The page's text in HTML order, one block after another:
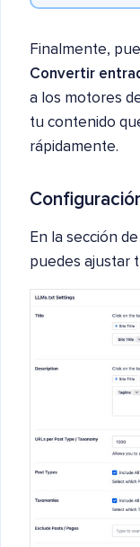
Finalmente,
Convertir
a los motores
tu contenido
rápidamente.
En la sección
puedes ajustar